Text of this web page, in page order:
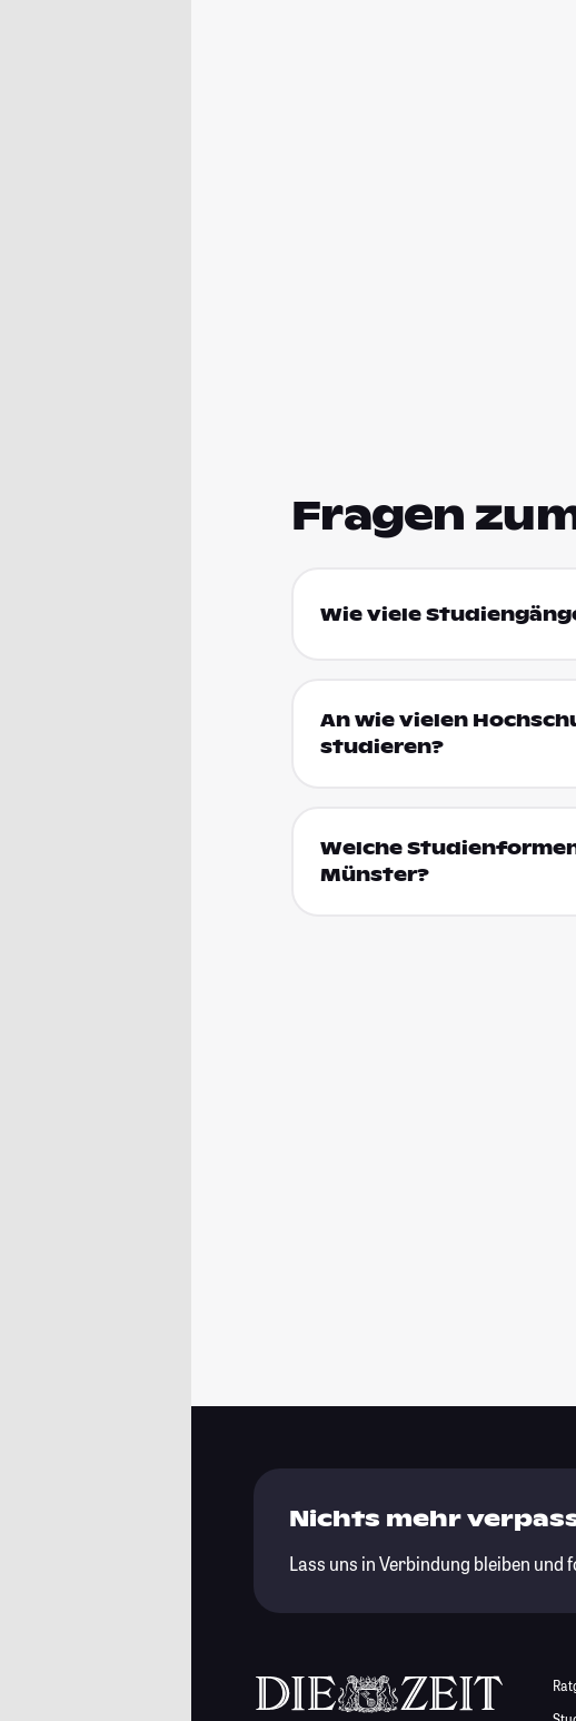
Fragen
Wie viele
An wie vielen
studieren?
Welche
Münster?
Nichts mehr
Lass uns in Verbindung bleiben und